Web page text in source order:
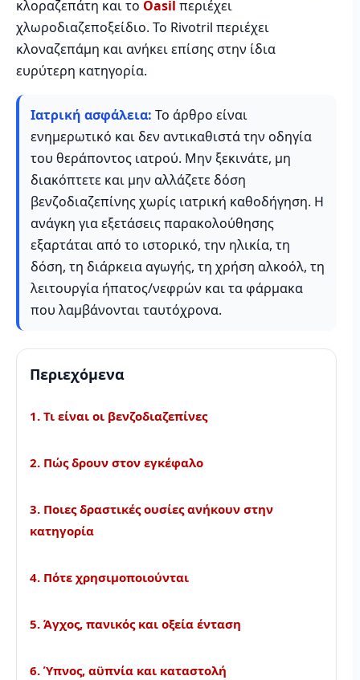
κλοραζεπάτη και το Oasil περιέχει
χλωροδιαζεποξείδιο. Το Rivotril περιέχει
κλοναζεπάμη και ανήκει επίσης στην ίδια
ευρύτερη κατηγορία.
Ιατρική ασφάλεια: Το άρθρο είναι
ενημερωτικό και δεν αντικαθιστά την οδηγία
του θεράποντος ιατρού. Μην ξεκινάτε, μη
διακόπτετε και μην αλλάζετε δόση
βενζοδιαζεπίνης χωρίς ιατρική καθοδήγηση. Η
ανάγκη για εξετάσεις παρακολούθησης
εξαρτάται από το ιστορικό, την ηλικία, τη
δόση, τη διάρκεια αγωγής, τη χρήση αλκοόλ, τη
λειτουργία ήπατος/νεφρών και τα φάρμακα
που λαμβάνονται ταυτόχρονα.
Περιεχόμενα
1. Τι είναι οι βενζοδιαζεπίνες
2. Πώς δρουν στον εγκέφαλο
3. Ποιες δραστικές ουσίες ανήκουν στην
κατηγορία
4. Πότε χρησιμοποιούνται
5. Άγχος, πανικός και οξεία ένταση
6. Ύπνος, αϋπνία και καταστολή